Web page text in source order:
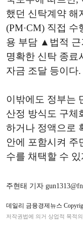
했던 신탁계약
(PM·CM) 직접
용 부담 ▲법적 근
명확한 신탁 종
자금 조달 등이다.
이밖에도 정부는
산정 방식도 구체
하거나 정액으로
안에 포함시켜 주
수를 채택할 수
주현태 기자
데일리 금융경제뉴스
저작권법에 의거 상업적 목적